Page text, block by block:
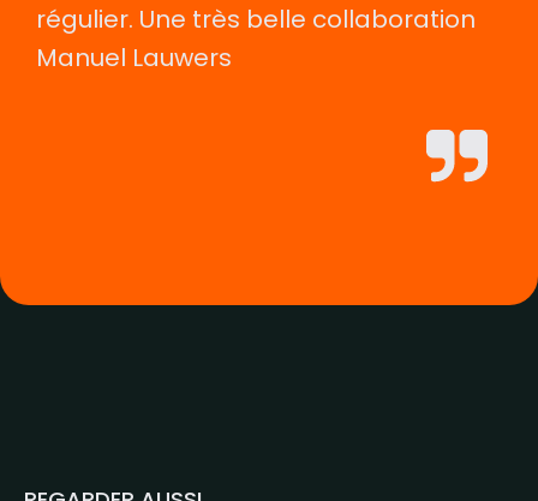
régulier. Une très belle collaboration
Manuel Lauwers